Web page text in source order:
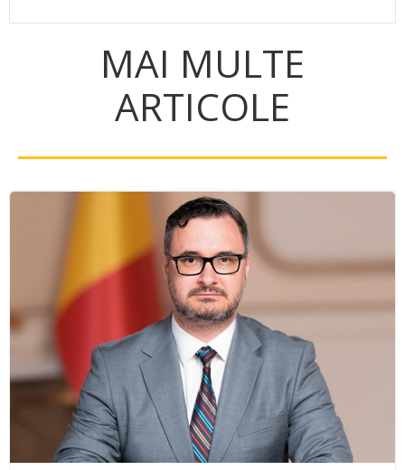
MAI MULTE
ARTICOLE